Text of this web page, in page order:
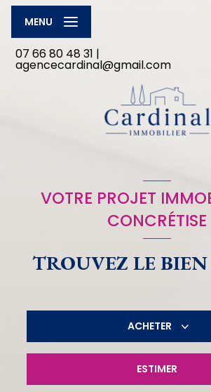
07 66 80 48 31 |
agencecardinal@gmail.com
MENU
VOTRE PROJET
CONCRÉTISE
TROUVEZ LE
ACHETER
ESTIMER